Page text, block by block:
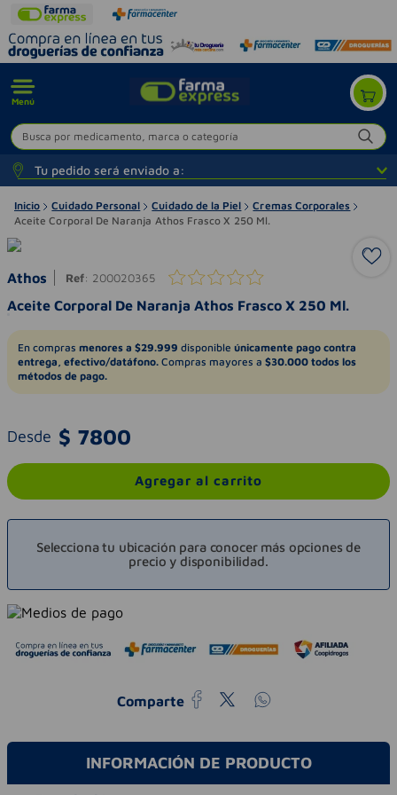
Menú
Busca por medicamento, marca o categoría
Tu pedido será enviado a:
Inicio Cuidado Personal Cuidado de la Piel
Cremas Corporales
Aceite Corporal De Naranja Athos Frasco X 250 Ml.
Athos Ref: 200020365
Aceite Corporal De Naranja Athos Frasco X 250 Ml.
En compras menores a $29.999 disponible únicamente pago contra
entrega, efectivo/datáfono. Compras mayores a $30.000 todos los
métodos de pago.
Desde $ 7800
Agregar al carrito
Selecciona tu ubicación para conocer más opciones de
precio y disponibilidad.
Comparte
INFORMACIÓN DE PRODUCTO